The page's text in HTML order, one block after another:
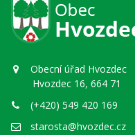
Obecní úřad Hvozdec
Hvozdec 16, 664 71
(+420) 549 420 169
starosta@hvozdec.cz